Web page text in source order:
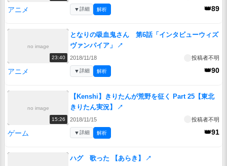
アニメ 👑89
▼詳細 解析
no image
23:40
となりの吸血鬼さん 第6話「インタビューウィズ
ヴァンパイア」
↗
2018/11/18 投稿者不明
アニメ 👑90
▼詳細 解析
no image
15:26
【Kenshi】きりたんが荒野を征く Part 25【東北
きりたん実況】
↗
2018/11/15 投稿者不明
ゲーム 👑91
▼詳細 解析
ハグ 歌った 【あらき】 ↗